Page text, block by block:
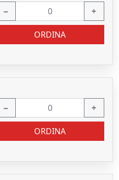
− +
ORDINA
− +
ORDINA